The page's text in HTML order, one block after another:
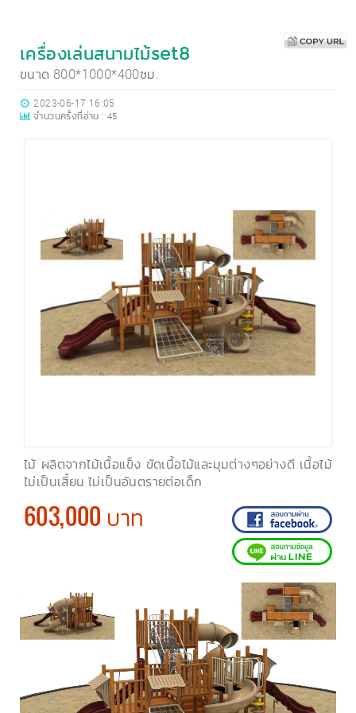
เครื่องเล่นสนามไม้set8
ขนาด 800*1000*400ซม.
2023-06-17 16:05
จำนวนครั้งที่อ่าน : 45
ไม้ ผลิตจากไม้เนื้อแข็ง ขัดเนื้อไม้และมุมต่างๆอย่างดี เนื้อไม้
ไม่เป็นเสี้ยน ไม่เป็นอันตรายต่อเด็ก
603,000 บาท